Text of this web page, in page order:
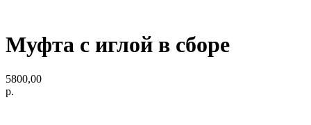
Муфта с иглой в сборе
5800,00
р.